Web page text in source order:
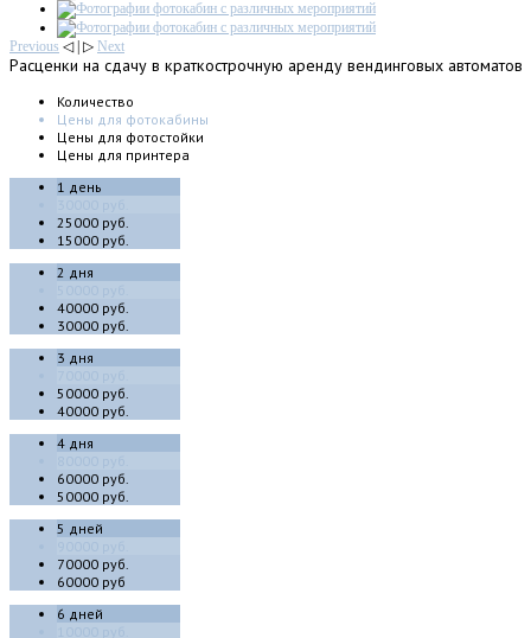
Previous ◁ | ▷ Next
Расценки на сдачу в краткострочную аренду вендинговых автоматов
Количество
Цены для фотокабины
Цены для фотостойки
Цены для принтера
1 день
25000 руб.
15000 руб.
2 дня
40000 руб.
30000 руб.
3 дня
50000 руб.
40000 руб.
4 дня
60000 руб.
50000 руб.
5 дней
70000 руб.
60000 руб
6 дней